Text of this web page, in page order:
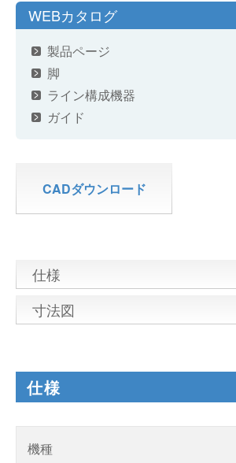
WEBカタログ
製品ページ
脚
ライン構成機器
ガイド
CADダウンロード
仕様
寸法図
仕様
機種